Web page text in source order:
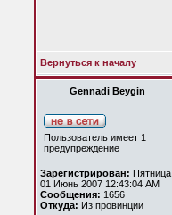
Вернуться к началу
Gennadi Beygin
Пользователь имеет 1
предупреждение
Зарегистрирован: Пятница
01 Июнь 2007 12:43:04 AM
Сообщения: 1656
Откуда: Из провинции